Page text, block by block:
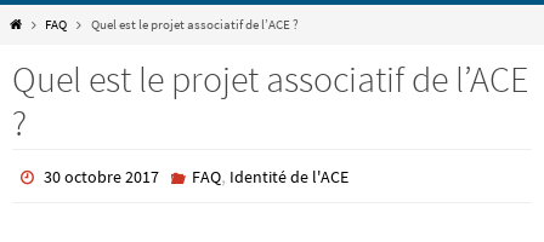
HomeFAQ Quel est le projet associatif de l’ACE ?
Quel est le projet associatif de l’ACE
?
30 octobre 2017 FAQ, Identité de l'ACE